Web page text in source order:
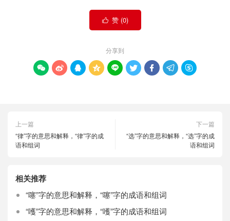
 赞 (0)
分享到
        
上一篇
“律”字的意思和解释，“律”字的成
语和组词
下一篇
“选”字的意思和解释，“选”字的成
语和组词
相关推荐
“噻”字的意思和解释，“噻”字的成语和组词
“嚄”字的意思和解释，“嚄”字的成语和组词